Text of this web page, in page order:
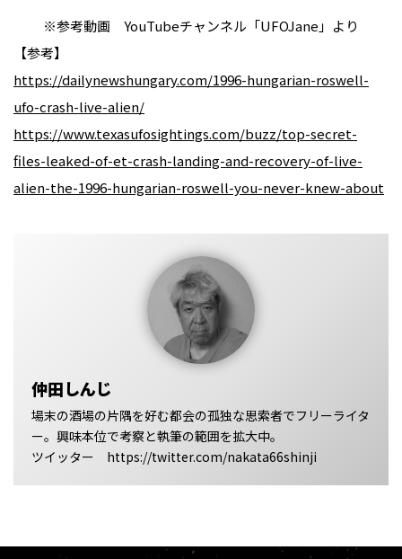
※参考動画 YouTubeチャンネル「UFOJane」より
【参考】
https://dailynewshungary.com/1996-hungarian-roswell-
ufo-crash-live-alien/
https://www.texasufosightings.com/buzz/top-secret-
files-leaked-of-et-crash-landing-and-recovery-of-live-
alien-the-1996-hungarian-roswell-you-never-knew-about
仲田しんじ
場末の酒場の片隅を好む都会の孤独な思索者でフリーライタ
ー。興味本位で考察と執筆の範囲を拡大中。
ツイッター https://twitter.com/nakata66shinji